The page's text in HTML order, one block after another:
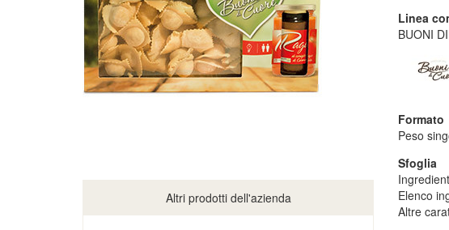
Altri prodotti dell'azienda
Linea
BUONI
Formato
Peso
Sfoglia
Elenco
Altre